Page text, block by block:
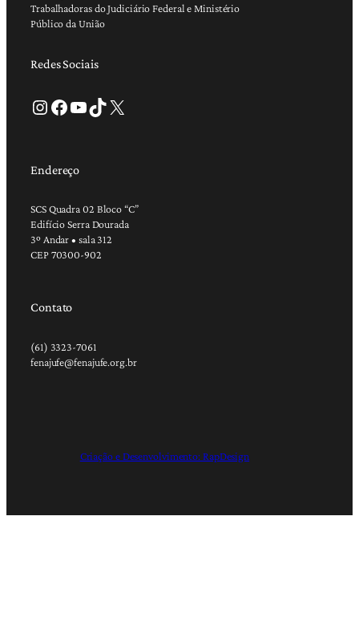
Trabalhadoras do Judiciário Federal e Ministério
Público da União
Redes Sociais
Instagram Facebook Youtube TikTok X
Endereço
SCS Quadra 02 Bloco “C”
Edifício Serra Dourada
3º Andar • sala 312
CEP 70300-902
Contato
(61) 3323-7061
fenajufe@fenajufe.org.br
Criação e Desenvolvimento: RapDesign